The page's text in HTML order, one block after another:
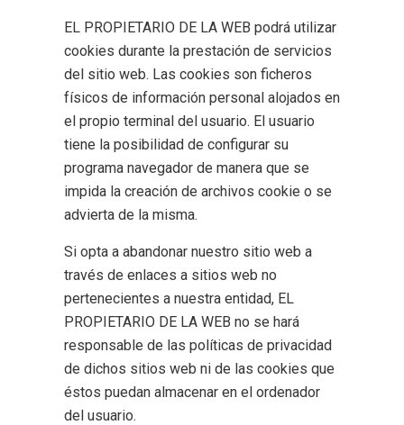
EL PROPIETARIO DE LA WEB podrá utilizar
cookies durante la prestación de servicios
del sitio web. Las cookies son ficheros
físicos de información personal alojados en
el propio terminal del usuario. El usuario
tiene la posibilidad de configurar su
programa navegador de manera que se
impida la creación de archivos cookie o se
advierta de la misma.
Si opta a abandonar nuestro sitio web a
través de enlaces a sitios web no
pertenecientes a nuestra entidad, EL
PROPIETARIO DE LA WEB no se hará
responsable de las políticas de privacidad
de dichos sitios web ni de las cookies que
éstos puedan almacenar en el ordenador
del usuario.